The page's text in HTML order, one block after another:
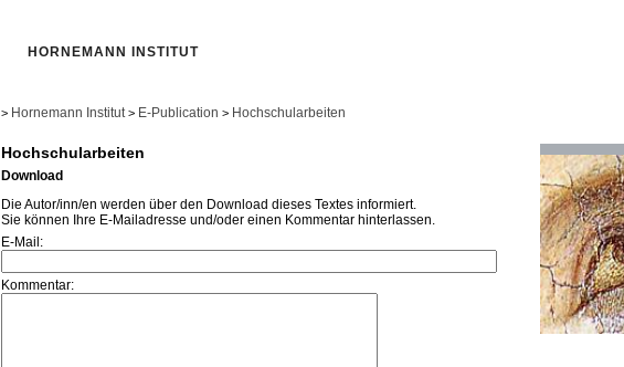
HORNEMANN INSTITUT
> Hornemann Institut > E-Publication > Hochschularbeiten
Hochschularbeiten
Download
Die Autor/inn/en werden über den Download dieses Textes informiert.
Sie können Ihre E-Mailadresse und/oder einen Kommentar hinterlassen.
E-Mail:
Kommentar: